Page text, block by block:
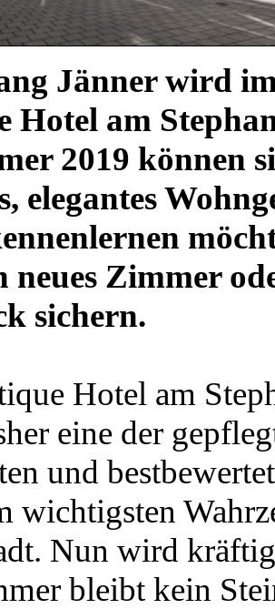
Jänner wird
Hotel am
2019 können
elegantes
neues Zimmer
sichern.
Hotel am
eine der
und
wichtigsten
Nun wird
bleibt kein